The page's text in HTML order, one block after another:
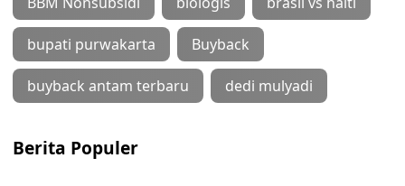
bupati purwakarta Buyback
buyback antam terbaru dedi mulyadi
Berita Populer